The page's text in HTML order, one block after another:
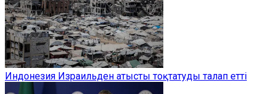
Индонезия Израильден атысты тоқтатуды талап етті